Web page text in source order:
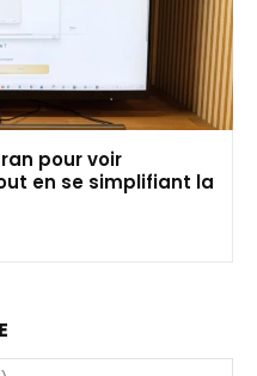
pour voir
en se simplifiant la